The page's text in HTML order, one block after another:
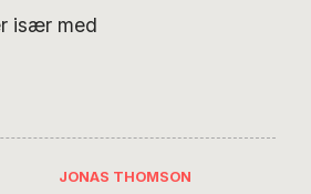
især med
JONAS THOMSON